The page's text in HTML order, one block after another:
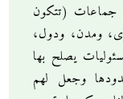
جماعات (تتكون
ومدن، ودول،
يصلح بها
وجعل لهم